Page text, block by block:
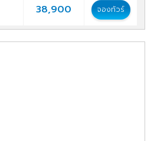
38,900 จองทัวร์
38,900 จองทัวร์